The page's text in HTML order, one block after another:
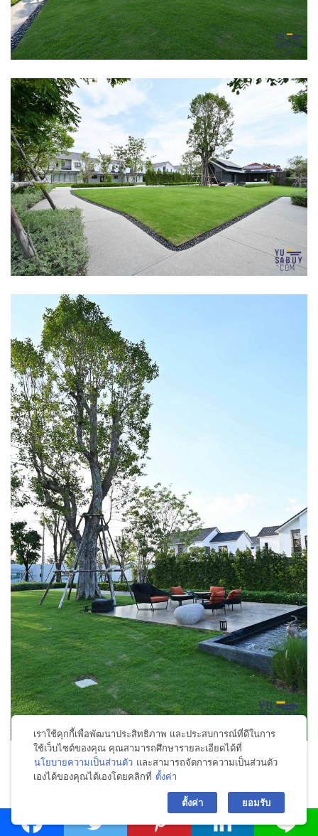
ส่วนฟิตเนสของที่นี่ ก็มีบริการเครื่องออกกำลังกายให้ค่อนข้าง
หลากหลาย และมองเห็นวิวสระว่ายน้ำด้านนอกด้วยครับ
เราใช้คุกกี้เพื่อพัฒนาประสิทธิภาพ และประสบการณ์ที่ดีในการ
ใช้เว็บไซต์ของคุณ คุณสามารถศึกษารายละเอียดได้ที่
นโยบายความเป็นส่วนตัว และสามารถจัดการความเป็นส่วนตัว
เองได้ของคุณได้เองโดยคลิกที่ ตั้งค่า
ตั้งค่า ยอมรับ